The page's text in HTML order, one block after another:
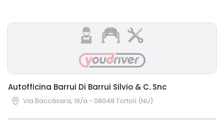
Autofficina Barrui Di Barrui Silvio & C. Snc
Via Baccàsara, 19/a - 08048 Tortolì (NU)